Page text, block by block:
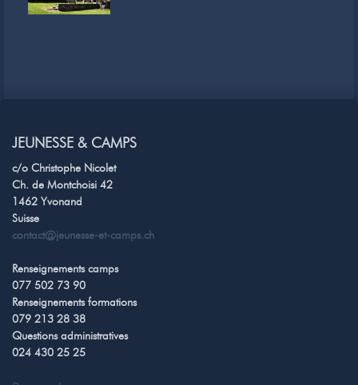
JEUNESSE & CAMPS
c/o Christophe Nicolet
Ch. de Montchoisi 42
1462 Yvonand
Suisse
contact@jeunesse-et-camps.ch
Renseignements camps
077 502 73 90
Renseignements formations
079 213 28 38
Questions administratives
024 430 25 25